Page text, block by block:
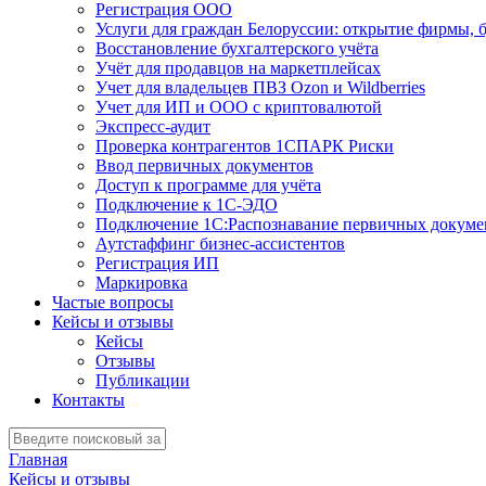
Регистрация ООО
Услуги для граждан Белоруссии: открытие фирмы,
Восстановление бухгалтерского учёта
Учёт для продавцов на маркетплейсах
Учет для владельцев ПВЗ Ozon и Wildberries
Учет для ИП и ООО с криптовалютой
Экспресс-аудит
Проверка контрагентов 1СПАРК Риски
Ввод первичных документов
Доступ к программе для учёта
Подключение к 1С-ЭДО
Подключение 1С:Распознавание первичных
Аутстаффинг бизнес-ассистентов
Регистрация ИП
Маркировка
Частые вопросы
Кейсы и отзывы
Кейсы
Отзывы
Публикации
Контакты
Главная
Кейсы и отзывы